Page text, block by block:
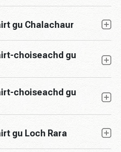
gu Chalachaur
choiseachd gu
choiseachd gu
gu Loch Rara